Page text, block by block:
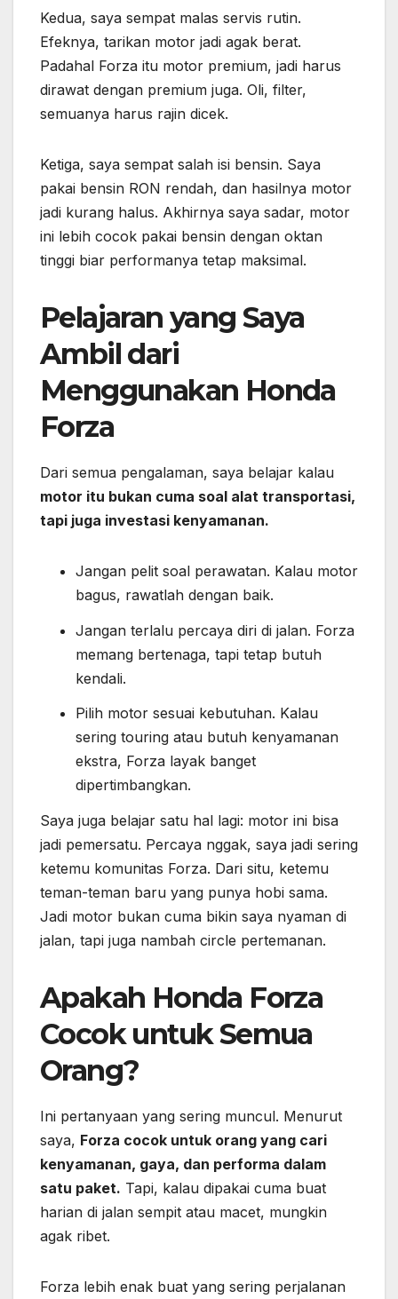
Kedua, saya sempat malas servis rutin.
Efeknya, tarikan motor jadi agak berat.
Padahal Forza itu motor premium, jadi harus
dirawat dengan premium juga. Oli, filter,
semuanya harus rajin dicek.
Ketiga, saya sempat salah isi bensin. Saya
pakai bensin RON rendah, dan hasilnya motor
jadi kurang halus. Akhirnya saya sadar, motor
ini lebih cocok pakai bensin dengan oktan
tinggi biar performanya tetap maksimal.
Pelajaran yang Saya
Ambil dari
Menggunakan Honda
Forza
Dari semua pengalaman, saya belajar kalau
motor itu bukan cuma soal alat transportasi,
tapi juga investasi kenyamanan.
Jangan pelit soal perawatan. Kalau motor
bagus, rawatlah dengan baik.
Jangan terlalu percaya diri di jalan. Forza
memang bertenaga, tapi tetap butuh
kendali.
Pilih motor sesuai kebutuhan. Kalau
sering touring atau butuh kenyamanan
ekstra, Forza layak banget
dipertimbangkan.
Saya juga belajar satu hal lagi: motor ini bisa
jadi pemersatu. Percaya nggak, saya jadi sering
ketemu komunitas Forza. Dari situ, ketemu
teman-teman baru yang punya hobi sama.
Jadi motor bukan cuma bikin saya nyaman di
jalan, tapi juga nambah circle pertemanan.
Apakah Honda Forza
Cocok untuk Semua
Orang?
Ini pertanyaan yang sering muncul. Menurut
saya, Forza cocok untuk orang yang cari
kenyamanan, gaya, dan performa dalam
satu paket. Tapi, kalau dipakai cuma buat
harian di jalan sempit atau macet, mungkin
agak ribet.
Forza lebih enak buat yang sering perjalanan